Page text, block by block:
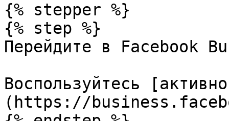
{% stepper %}
{% step %}
Перейдите в Facebook
Воспользуйтесь
(https://